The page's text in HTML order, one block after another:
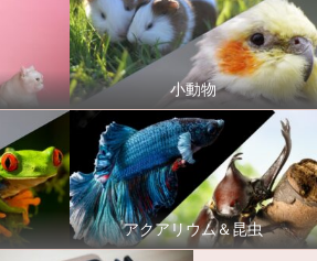
小動物
アクアリウム＆昆虫